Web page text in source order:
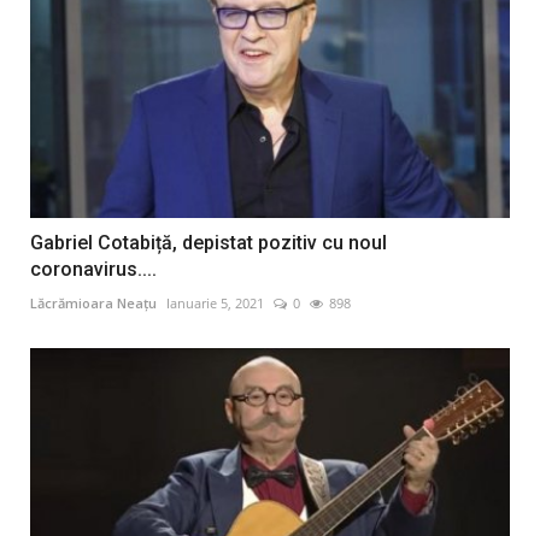
Gabriel Cotabiță, depistat pozitiv cu noul
coronavirus....
Lăcrămioara Neațu Ianuarie 5, 2021 0 898